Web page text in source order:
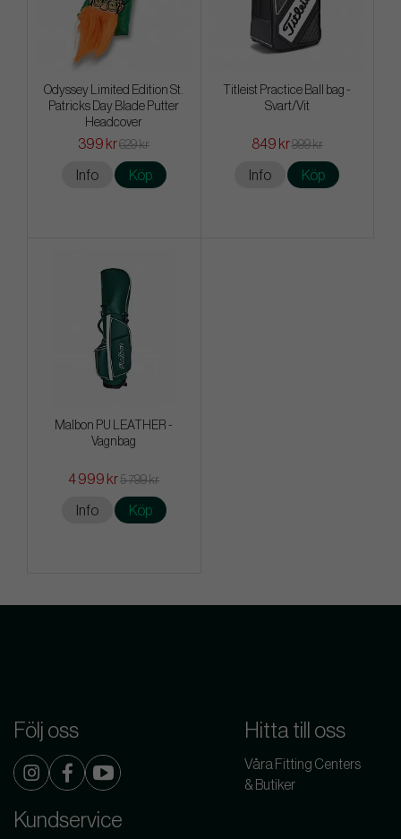
Odyssey Limited Edition St.
Patricks Day Blade Putter
Headcover
399 kr629 kr
Info Köp
Titleist Practice Ball bag -
Svart/Vit
849 kr999 kr
Info Köp
Malbon PU LEATHER -
Vagnbag
4 999 kr5 799 kr
Info Köp
Följ oss Hitta till oss
Våra Fitting Centers
& Butiker
Kundservice